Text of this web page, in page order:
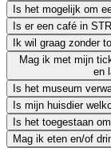
Is het mogelijk om
Is er een café in
Ik wil graag zonder
Mag ik met mijn
en
Is het museum
Is mijn huisdier
Is het toegestaan
Mag ik eten en/of